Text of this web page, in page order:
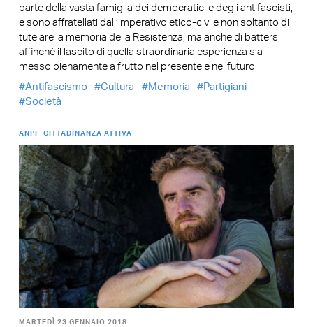
parte della vasta famiglia dei democratici e degli antifascisti,
e sono affratellati dall’imperativo etico-civile non soltanto di
tutelare la memoria della Resistenza, ma anche di battersi
affinché il lascito di quella straordinaria esperienza sia
messo pienamente a frutto nel presente e nel futuro
Antifascismo
Cultura Memoria
Partigiani
Società
ANPI CITTADINANZA ATTIVA
MARTEDÌ 23 GENNAIO 2018